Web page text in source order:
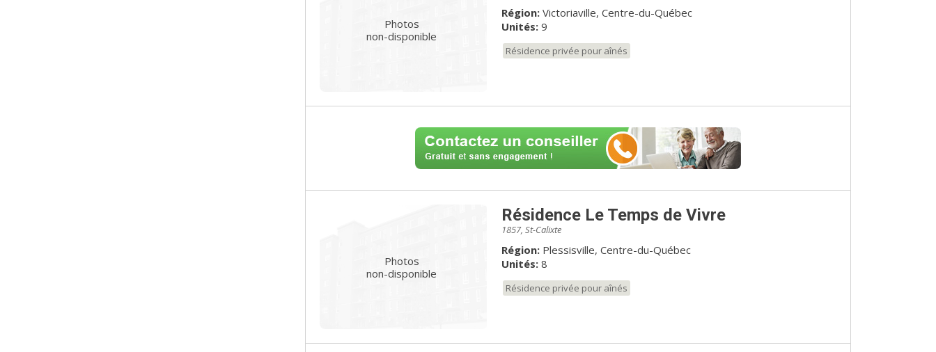
Photos
non-disponible
Région: Victoriaville, Centre-du-Québec
Unités:9
Résidence privée pour aînés
Photos
non-disponible
Résidence Le Temps de Vivre
1857, St-Calixte
Région: Plessisville, Centre-du-Québec
Unités:8
Résidence privée pour aînés